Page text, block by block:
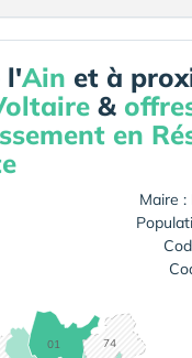
l'Ain et à
&
en
Maire :
01
74